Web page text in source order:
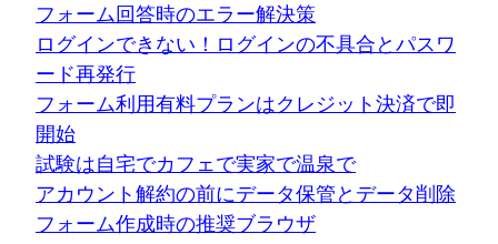
フォーム回答時のエラー解決策
ログインできない！ログインの不具合とパスワ
ード再発行
フォーム利用有料プランはクレジット決済で即
開始
試験は自宅でカフェで実家で温泉で
アカウント解約の前にデータ保管とデータ削除
フォーム作成時の推奨ブラウザ